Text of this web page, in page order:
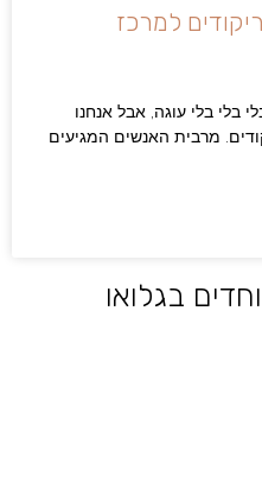
למרכז
בלי בלי עוגה, אבל אנחנו
מרבית האנשים המגיעים
בגלואו